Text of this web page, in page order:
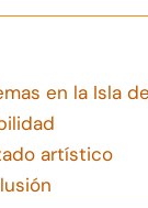
en la Isla
artístico